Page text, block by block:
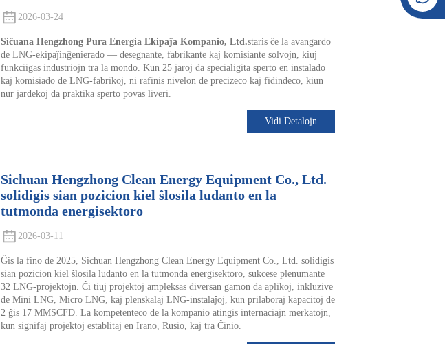
2026-03-24
Siĉuana Hengzhong Pura Energia Ekipaĵa Kompanio, Ltd.staris ĉe la avangardo
de LNG-ekipaĵinĝenierado — desegnante, fabrikante kaj komisiante solvojn, kiuj
funkciigas industriojn tra la mondo. Kun 25 jaroj da specialigita sperto en instalado
kaj komisiado de LNG-fabrikoj, ni rafinis nivelon de precizeco kaj fidindeco, kiun
nur jardekoj da praktika sperto povas liveri.
Vidi Detalojn
Sichuan Hengzhong Clean Energy Equipment Co., Ltd.
solidigis sian pozicion kiel ŝlosila ludanto en la
tutmonda energisektoro
2026-03-11
Ĝis la fino de 2025, Sichuan Hengzhong Clean Energy Equipment Co., Ltd. solidigis
sian pozicion kiel ŝlosila ludanto en la tutmonda energisektoro, sukcese plenumante
32 LNG-projektojn. Ĉi tiuj projektoj ampleksas diversan gamon da aplikoj, inkluzive
de Mini LNG, Micro LNG, kaj plenskalaj LNG-instalaĵoj, kun prilaboraj kapacitoj de
2 ĝis 17 MMSCFD. La kompetenteco de la kompanio atingis internaciajn merkatojn,
kun signifaj projektoj establitaj en Irano, Rusio, kaj tra Ĉinio.